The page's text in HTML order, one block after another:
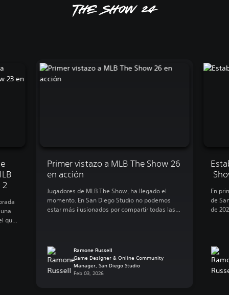
The Show 24
Primer vistazo a MLB The Show 26
en acción
Jugadores de MLB The Show, ha llegado el
momento. En San Diego Studio no podemos
estar más ilusionados por compartir todas las
como fuera del campo. Road to the Show: Un
viaje […]
Ramone Russell
Game Designer & Online Community
Manager, San Diego Studio
Feb 03, 2026
En
de
de
2
que